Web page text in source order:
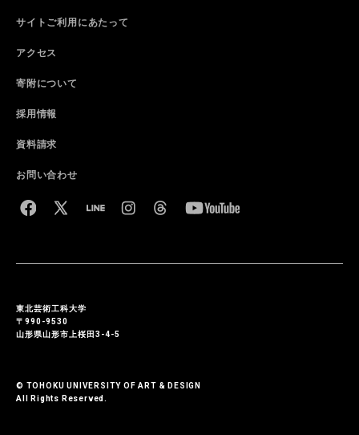
サイトご利用にあたって
アクセス
寄附について
採用情報
資料請求
お問い合わせ
東北芸術工科大学
〒990-9530
山形県山形市上桜田3-4-5
© TOHOKU UNIVERSITY OF ART & DESIGN
All Rights Reserved.